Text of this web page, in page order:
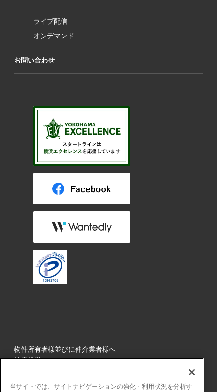
ライブ配信
オンデマンド
お問い合わせ
物件所有者様並びに仲介業者様へ
健康経営
当サイトでは、サイトナビゲーションの強化・利用状況を分析す